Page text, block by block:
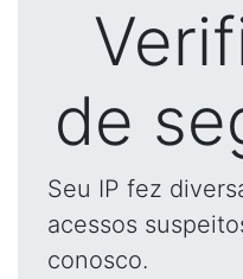
de
Seu IP fez
acessos
conosco.